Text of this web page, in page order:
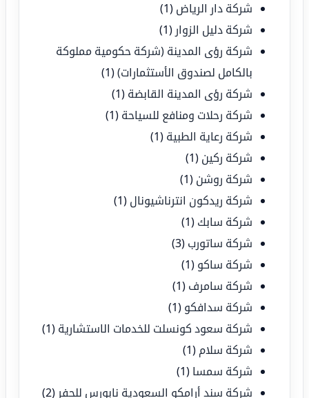
شركة دار الرياض (1)
شركة دليل الزوار (1)
شركة رؤى المدينة (شركة حكومية مملوكة
بالكامل لصندوق الأستثمارات)(1)
شركة رؤى المدينة القابضة (1)
شركة رحلات ومنافع للسياحة (1)
شركة رعاية الطبية (1)
شركة ركين (1)
شركة روشن (1)
شركة ريدكون انترناشيونال (1)
شركة سابك (1)
شركة ساتورب (3)
شركة ساكو (1)
شركة سامرف (1)
شركة سدافكو (1)
شركة سعود كونسلت للخدمات الاستشارية (1)
شركة سلام (1)
شركة سمسا (1)
شركة سند أرامكو السعودية نابورس للحفر (2)